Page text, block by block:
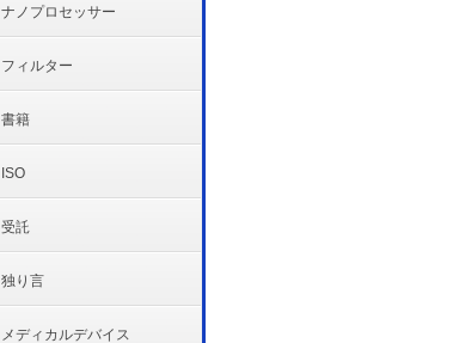
ナノプロセッサー
フィルター
書籍
ISO
受託
独り言
メディカルデバイス